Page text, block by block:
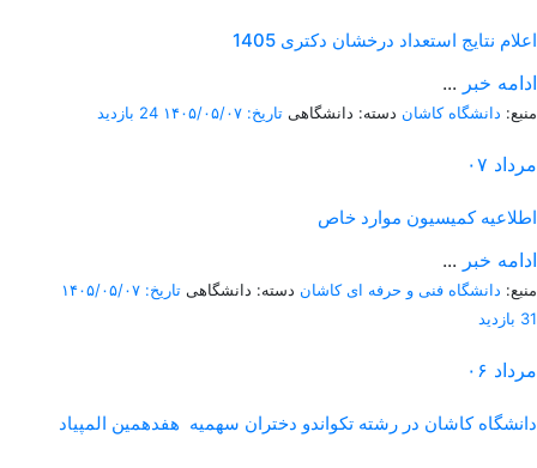
اعلام نتایج استعداد درخشان دکتری 1405
... ادامه خبر
منبع: دانشگاه کاشان دسته: دانشگاهی تاریخ: ۱۴۰۵/۰۵/۰۷ 24 بازدید
۰۷ مرداد
اطلاعیه کمیسیون موارد خاص
... ادامه خبر
منبع: دانشگاه فنی و حرفه ای کاشان دسته: دانشگاهی تاریخ: ۱۴۰۵/۰۵/۰۷
31 بازدید
۰۶ مرداد
دانشگاه کاشان در رشته تکواندو دختران سهمیه هفدهمین المپیاد